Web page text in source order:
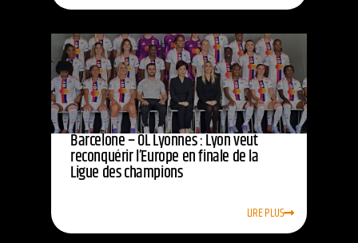
Barcelone – OL Lyonnes : Lyon veut
reconquérir l’Europe en finale de la
Ligue des champions
LIRE PLUS